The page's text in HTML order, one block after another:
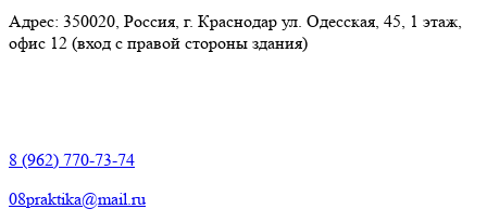
Адрес: 350020, Россия, г. Краснодар ул. Одесская, 45, 1 этаж,
офис 12 (вход с правой стороны здания)
8 (962) 770-73-74
08praktika@mail.ru